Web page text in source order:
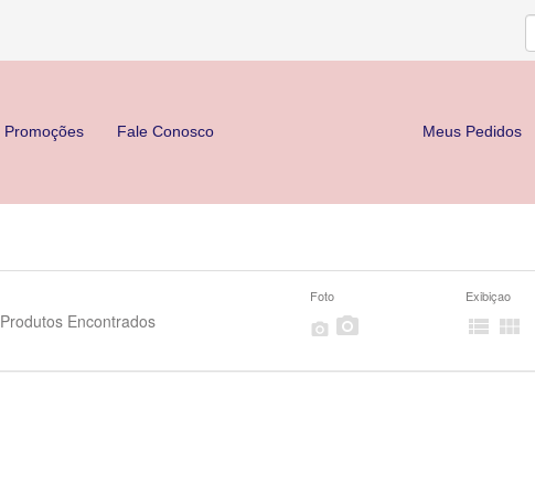
Promoções Fale Conosco Meus Pedidos
Produtos Encontrados
Foto
 
Exibiçao
 